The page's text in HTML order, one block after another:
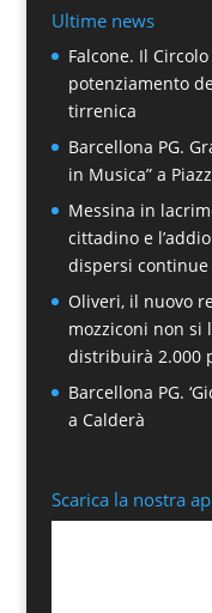
Ultime news
Falcone. Il
potenziamento
tirrenica
Barcellona PG.
in Musica” a
Messina in
cittadino e
dispersi continue
Oliveri, il nuovo
mozziconi non si
distribuirà 2.000
Barcellona PG.
a Calderà
Scarica la nostra